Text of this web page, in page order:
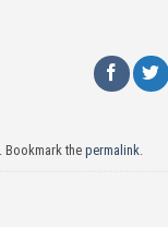
. Bookmark the permalink